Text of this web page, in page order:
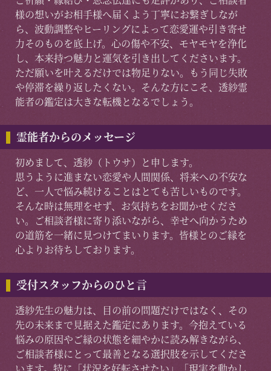
様の想いがお相手様へ届くよう丁寧にお繋ぎしなが
ら、波動調整やヒーリングによって恋愛運や引き寄せ
力そのものを底上げ。心の傷や不安、モヤモヤを浄化
し、本来持つ魅力と運気を引き出してくださいます。
ただ願いを叶えるだけでは物足りない。もう同じ失敗
や停滞を繰り返したくない。そんな方にこそ、透紗霊
能者の鑑定は大きな転機となるでしょう。
霊能者からのメッセージ
初めまして、透紗（トウサ）と申します。
思うように進まない恋愛や人間関係、将来への不安な
ど、一人で悩み続けることはとても苦しいものです。
そんな時は無理をせず、お気持ちをお聞かせくださ
い。ご相談者様に寄り添いながら、幸せへ向かうため
の道筋を一緒に見つけてまいります。皆様とのご縁を
心よりお待ちしております。
受付スタッフからのひと言
透紗先生の魅力は、目の前の問題だけではなく、その
先の未来まで見据えた鑑定にあります。今抱えている
悩みの原因やご縁の状態を細やかに読み解きながら、
ご相談者様にとって最善となる選択肢を示してくださ